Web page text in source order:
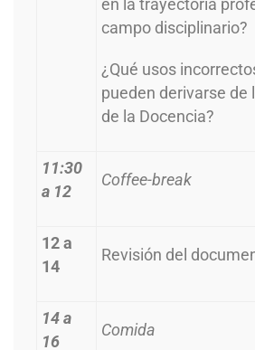
campo disciplinario?
¿Qué usos
pueden derivarse de
de la Docencia?
11:30
a 12
Coffee-break
12 a
14
Revisión del
14 a
16
Comida